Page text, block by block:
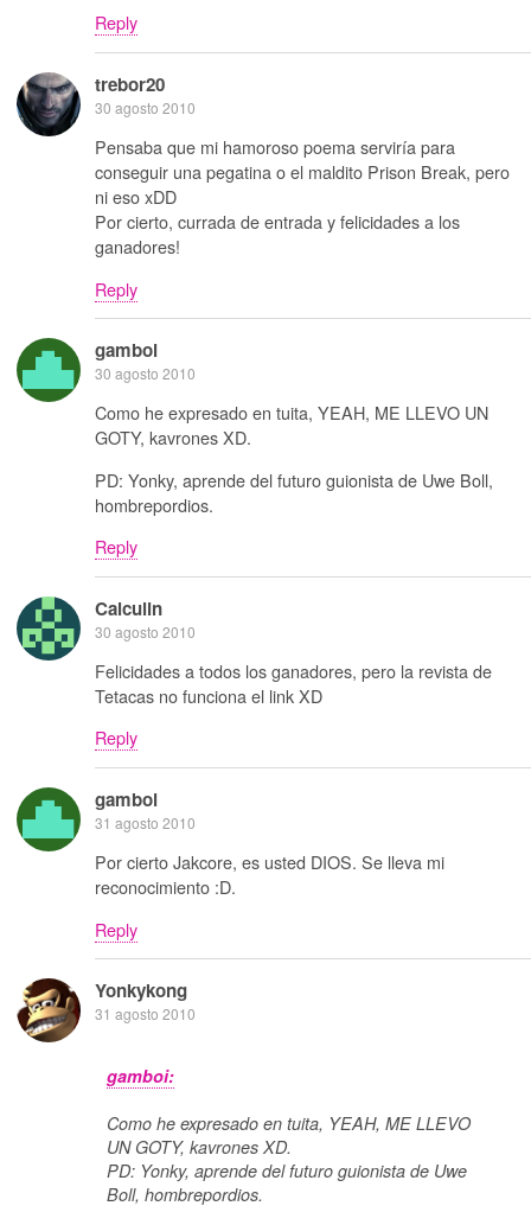
Reply
trebor20
30 agosto 2010
Pensaba que mi hamoroso poema serviría para
conseguir una pegatina o el maldito Prison Break, pero
ni eso xDD
Por cierto, currada de entrada y felicidades a los
ganadores!
Reply
gamboi
30 agosto 2010
Como he expresado en tuita, YEAH, ME LLEVO UN
GOTY, kavrones XD.
PD: Yonky, aprende del futuro guionista de Uwe Boll,
hombrepordios.
Reply
Calculin
30 agosto 2010
Felicidades a todos los ganadores, pero la revista de
Tetacas no funciona el link XD
Reply
gamboi
31 agosto 2010
Por cierto Jakcore, es usted DIOS. Se lleva mi
reconocimiento :D.
Reply
Yonkykong
31 agosto 2010
gamboi:
Como he expresado en tuita, YEAH, ME LLEVO
UN GOTY, kavrones XD.
PD: Yonky, aprende del futuro guionista de Uwe
Boll, hombrepordios.